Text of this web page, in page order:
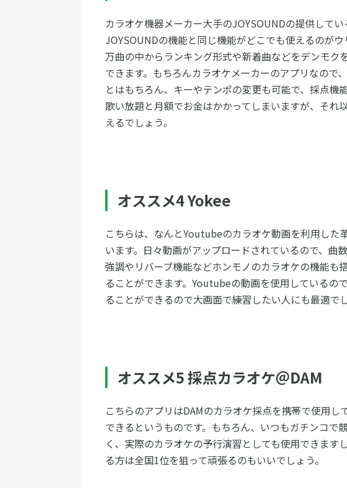
カラオケ機器メーカー大手のJOYSOUNDの提供して
JOYSOUNDの機能と同じ機能がどこでも使えるのが
万曲の中からランキング形式や新着曲などをデンモク
できます。もちろんカラオケメーカーのアプリなので
とはもちろん、キーやテンポの変更も可能で、採点機
歌い放題と月額でお金はかかってしまいますが、それ
えるでしょう。
オススメ4 Yokee
こちらは、なんとYoutubeのカラオケ動画を利用した
います。日々動画がアップロードされているので、曲
強調やリバーブ機能などホンモノのカラオケの機能も
ることができます。Youtubeの動画を使用しているの
ることができるので大画面で練習したい人にも最適でし
オススメ5 採点カラオケ＠DAM
こちらのアプリはDAMのカラオケ採点を携帯で使用し
できるというものです。もちろん、いつもガチンコで
く、実際のカラオケの予行演習としても使用できます
る方は全国1位を狙って頑張るのもいいでしょう。